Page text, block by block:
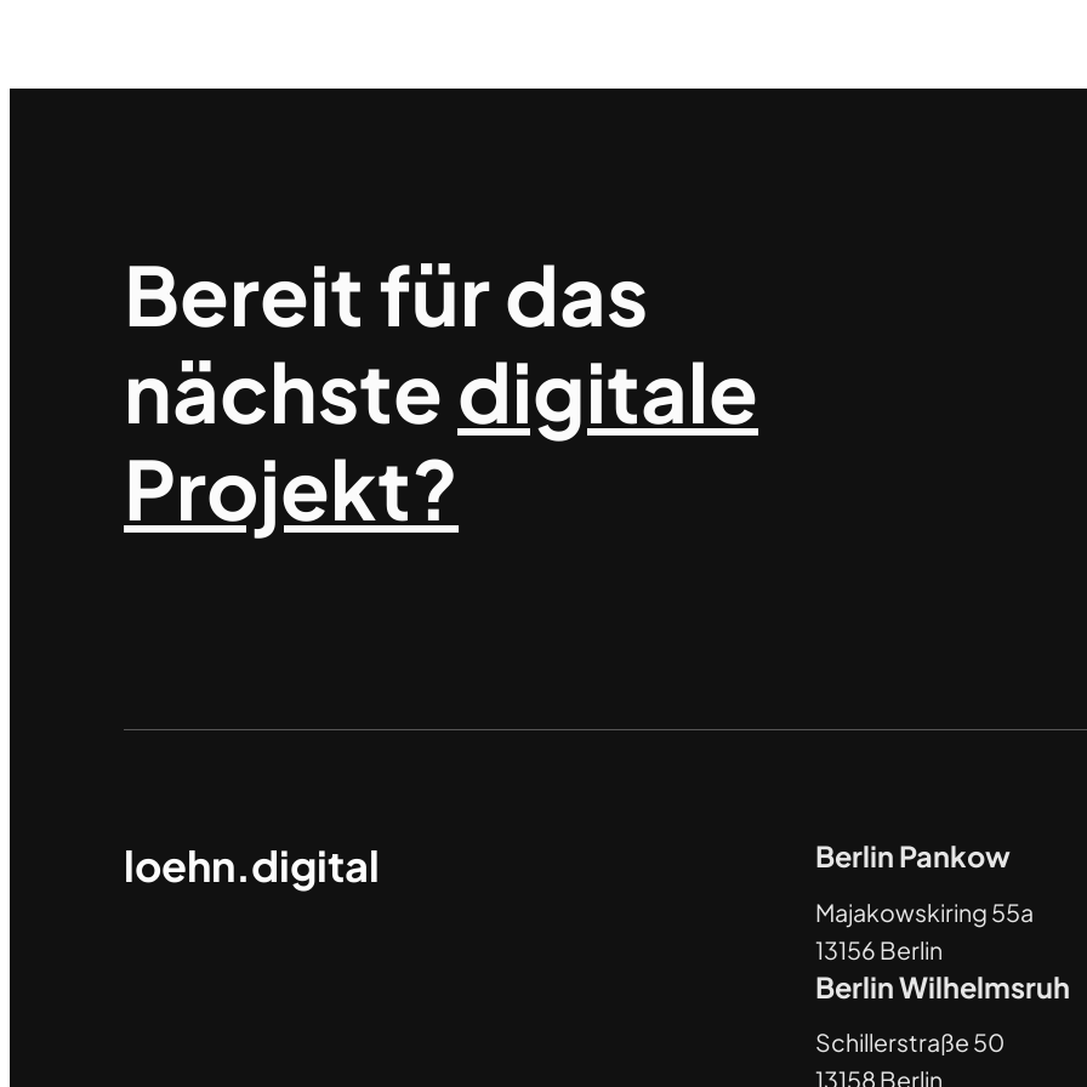
Bereit für das
nächstedigitale
Projekt?
loehn.digital Berlin Pankow
Majakowskiring 55a
13156 Berlin
Berlin Wilhelmsruh
Schillerstraße 50
13158 Berlin